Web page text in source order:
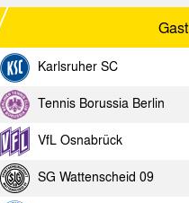
Aschaffenburg
Aachen
04
Aachen
Aachen
Borussia Berlin
Gast
Karlsruher SC
Tennis Borussia Berlin
VfL Osnabrück
SG Wattenscheid 09